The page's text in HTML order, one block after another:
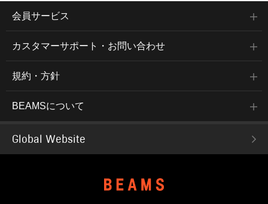
会員サービス
カスタマーサポート・お問い合わせ
規約・方針
BEAMSについて
Global Website